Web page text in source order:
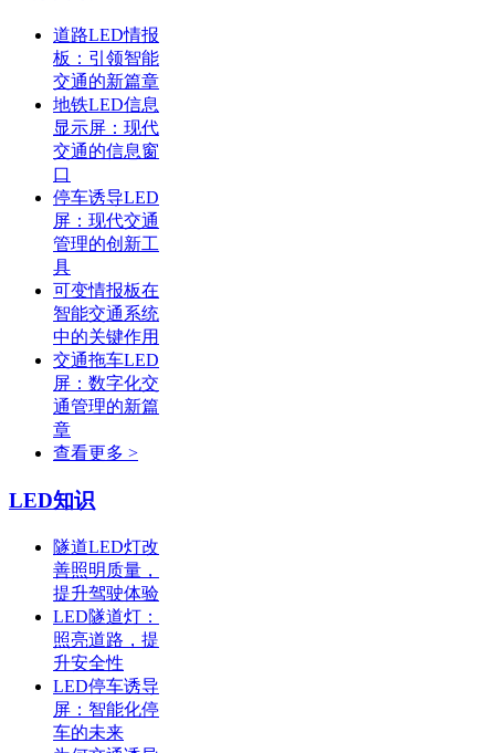
道路LED情报
板：引领智能
交通的新篇章
地铁LED信息
显示屏：现代
交通的信息窗
口
停车诱导LED
屏：现代交通
管理的创新工
具
可变情报板在
智能交通系统
中的关键作用
交通拖车LED
屏：数字化交
通管理的新篇
章
查看更多 >
LED知识
隧道LED灯改
善照明质量，
提升驾驶体验
LED隧道灯：
照亮道路，提
升安全性
LED停车诱导
屏：智能化停
车的未来